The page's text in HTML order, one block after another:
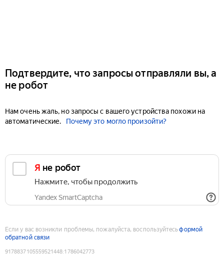
Подтвердите, что запросы отправляли вы, а
не робот
Нам очень жаль, но запросы с вашего устройства похожи на
автоматические.
Почему это могло произойти?
Я не робот
Нажмите, чтобы продолжить
Yandex SmartCaptcha
Если у вас возникли проблемы, пожалуйста, воспользуйтесьформой
обратной связи
9178837105559521448:1786042773